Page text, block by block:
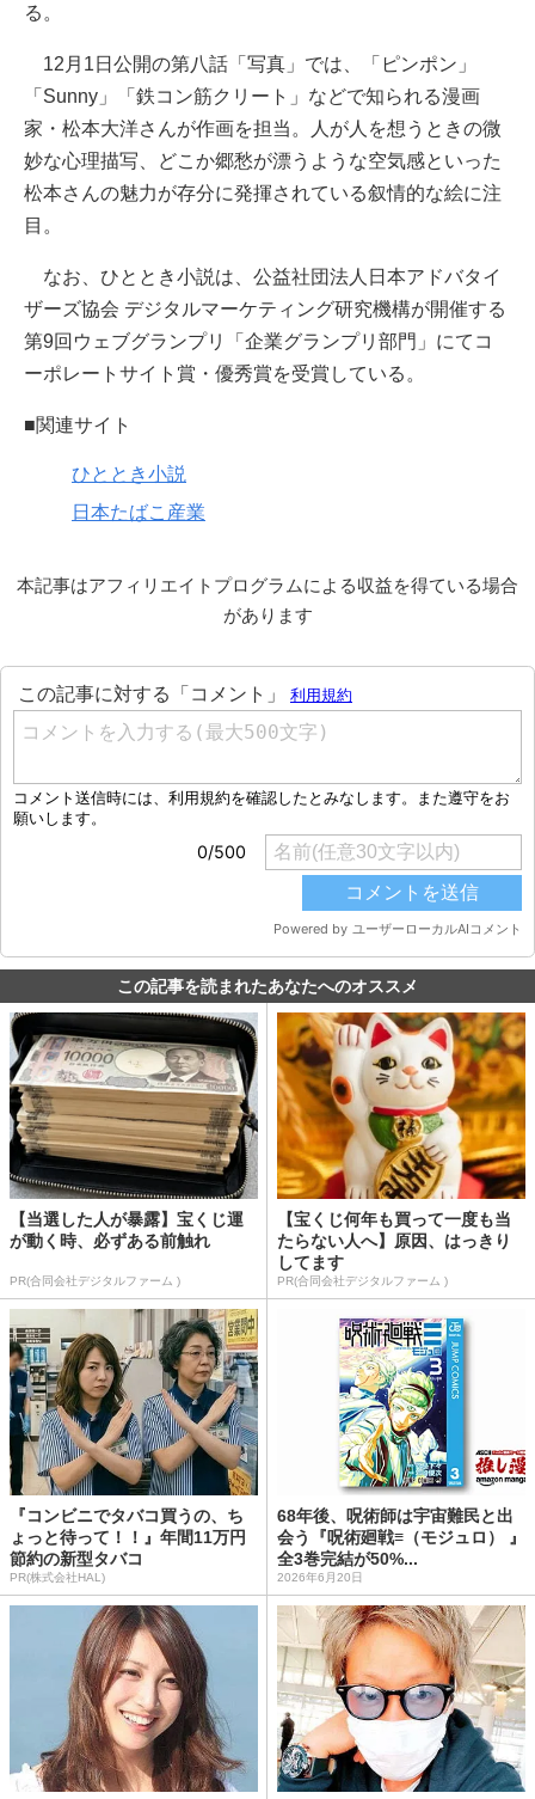
る。
12月1日公開の第八話「写真」では、「ピンポン」
「Sunny」「鉄コン筋クリート」などで知られる漫画
家・松本大洋さんが作画を担当。人が人を想うときの微
妙な心理描写、どこか郷愁が漂うような空気感といった
松本さんの魅力が存分に発揮されている叙情的な絵に注
目。
なお、ひととき小説は、公益社団法人日本アドバタイ
ザーズ協会 デジタルマーケティング研究機構が開催する
第9回ウェブグランプリ「企業グランプリ部門」にてコ
ーポレートサイト賞・優秀賞を受賞している。
■関連サイト
ひととき小説
日本たばこ産業
本記事はアフィリエイトプログラムによる収益を得ている場合
があります
この記事を読まれたあなたへのオススメ
【当選した人が暴露】宝くじ運
が動く時、必ずある前触れ
PR(合同会社デジタルファーム )
【宝くじ何年も買って一度も当
たらない人へ】原因、はっきり
してます
PR(合同会社デジタルファーム )
『コンビニでタバコ買うの、ち
ょっと待って！！』年間11万円
節約の新型タバコ
PR(株式会社HAL)
68年後、呪術師は宇宙難民と出
会う『呪術廻戦≡（モジュロ） 』
全3巻完結が50%...
2026年6月20日